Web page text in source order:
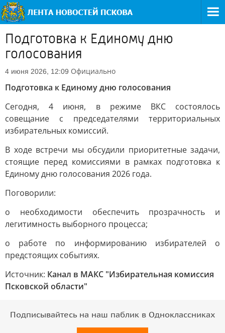
Подготовка к Единому дню
голосования
4 июня 2026, 12:09 Официально
Подготовка к Единому дню голосования
Сегодня, 4 июня, в режиме ВКС состоялось
совещание с председателями территориальных
избирательных комиссий.
В ходе встречи мы обсудили приоритетные задачи,
стоящие перед комиссиями в рамках подготовка к
Единому дню голосования 2026 года.
Поговорили:
о необходимости обеспечить прозрачность и
легитимность выборного процесса;
о работе по информированию избирателей о
предстоящих событиях.
Источник: Канал в МАКС "Избирательная комиссия
Псковской области"
Подписывайтесь на наш паблик в Одноклассниках